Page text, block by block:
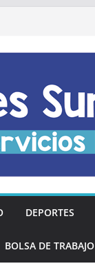
DEPORTES
BOLSA DE TRABAJO